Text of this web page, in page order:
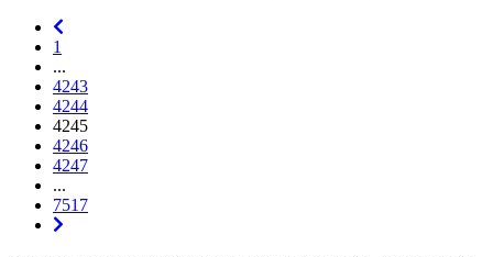
1
...
4243
4244
4245
4246
4247
...
7517